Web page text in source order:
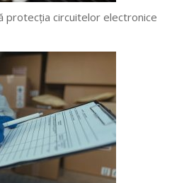
protecția circuitelor electronice